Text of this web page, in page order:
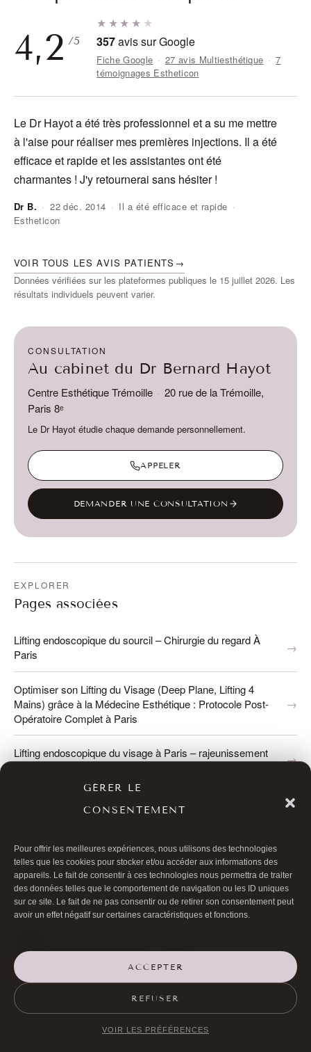
GÉRER LE
CONSENTEMENT
Pour offrir les meilleures expériences, nous utilisons des technologies
telles que les cookies pour stocker et/ou accéder aux informations des
appareils. Le fait de consentir à ces technologies nous permettra de traiter
des données telles que le comportement de navigation ou les ID uniques
sur ce site. Le fait de ne pas consentir ou de retirer son consentement peut
avoir un effet négatif sur certaines caractéristiques et fonctions.
ACCEPTER
REFUSER
VOIR LES PRÉFÉRENCES
4,2 /5
★★★★ ★
357avis sur Google
Fiche Google · 27 avis Multiesthétique · 7
témoignages Estheticon
Le Dr Hayot a été très professionnel et a su me mettre
à l'aise pour réaliser mes premières injections. Il a été
efficace et rapide et les assistantes ont été
charmantes ! J'y retournerai sans hésiter !
Dr B. · 22 déc. 2014 · Il a été efficace et rapide ·
Estheticon
VOIR TOUS LES AVIS PATIENTS →
Données vérifiées sur les plateformes publiques le 15 juillet 2026. Les
résultats individuels peuvent varier.
CONSULTATION
Au cabinet du Dr Bernard Hayot
Centre Esthétique Trémoille · 20 rue de la Trémoille,
Paris 8ᵉ
Le Dr Hayot étudie chaque demande personnellement.
APPELER
DEMANDER UNE CONSULTATION
EXPLORER
Pages associées
Lifting endoscopique du sourcil – Chirurgie du regard À
Paris
Optimiser son Lifting du Visage (Deep Plane, Lifting 4
Mains) grâce à la Médecine Esthétique : Protocole Post-
Opératoire Complet à Paris
Lifting endoscopique du visage à Paris – rajeunissement
naturel & expertise micro-chirurgicale
Deep Plane Facelift à Paris – Rajeunissement profond
durable & expertise micro-chirurgicale
 01 40 17 00 99
 20 RUE DE LA TRÉMOILLE